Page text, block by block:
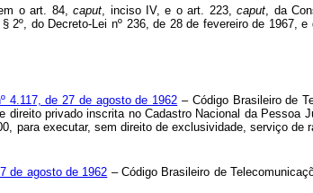
o art. 84,caput, inciso IV, e o art. 223,caput, da
§ 2º, do Decreto-Lei nº 236, de 28 de fevereiro de 1967,
4.117, de 27 de agosto de 1962 – Código Brasileiro de
privado inscrita no Cadastro Nacional da Pessoa
para executar, sem direito de exclusividade, serviço
de agosto de 1962 – Código Brasileiro de